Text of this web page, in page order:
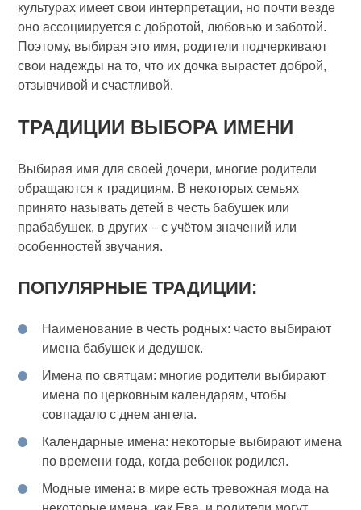
культурах имеет свои интерпретации, но почти везде
оно ассоциируется с добротой, любовью и заботой.
Поэтому, выбирая это имя, родители подчеркивают
свои надежды на то, что их дочка вырастет доброй,
отзывчивой и счастливой.
ТРАДИЦИИ ВЫБОРА ИМЕНИ
Выбирая имя для своей дочери, многие родители
обращаются к традициям. В некоторых семьях
принято называть детей в честь бабушек или
прабабушек, в других – с учётом значений или
особенностей звучания.
ПОПУЛЯРНЫЕ ТРАДИЦИИ:
Наименование в честь родных: часто выбирают
имена бабушек и дедушек.
Имена по святцам: многие родители выбирают
имена по церковным календарям, чтобы
совпадало с днем ангела.
Календарные имена: некоторые выбирают имена
по времени года, когда ребенок родился.
Модные имена: в мире есть тревожная мода на